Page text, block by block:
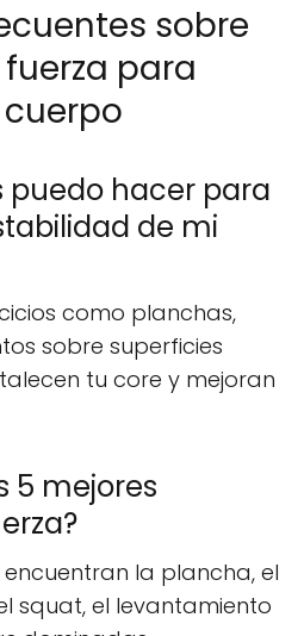
sobre
para
puedo hacer para
de mi
como planchas,
sobre superficies
tu core y mejoran
5 mejores
encuentran la plancha, el
squat, el levantamiento